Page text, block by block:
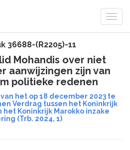
36688-(R2205)-11
Mohandis over niet
aanwijzingen zijn van
politieke redenen
het op 18 december 2023 te
Verdrag tussen het Koninkrijk
Koninkrijk Marokko inzake
(Trb. 2024, 1)